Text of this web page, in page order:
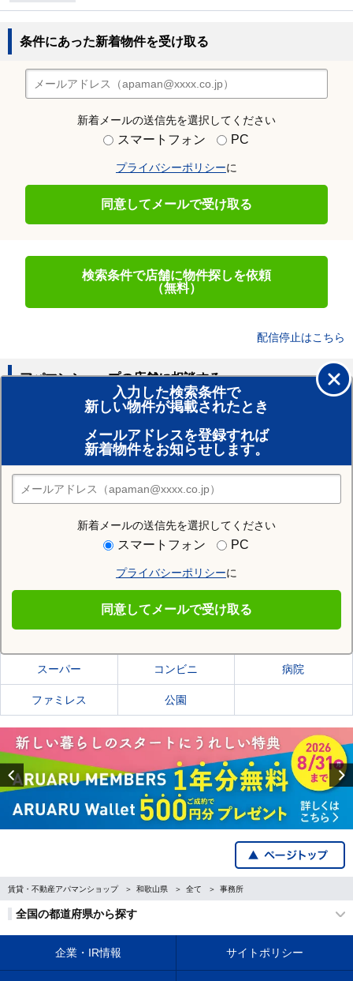
条件にあった新着物件を受け取る
新着メールの送信先を選択してください
スマートフォン PC
プライバシーポリシーに
同意してメールで受け取る
検索条件で店舗に物件探しを依頼
（無料）
配信停止はこちら
入力した検索条件で
新しい物件が掲載されたとき
メールアドレスを登録すれば
新着物件をお知らせします。
新着メールの送信先を選択してください
スマートフォン PC
プライバシーポリシーに
同意してメールで受け取る
アパマンショップの店舗に相談する
賃貸のプロがお部屋探し！
おまかせ物件リクエスト
住みたい街の店舗を探す
店舗検索
住む街研究所で紀の川市の情報を見る
紀の川市の施設一覧
スーパー コンビニ 病院
ファミレス 公園
Previous
賃貸・不動産アパマンショップ 和歌山県 全て 事務所
全国の都道府県から探す
企業・IR情報 サイトポリシー